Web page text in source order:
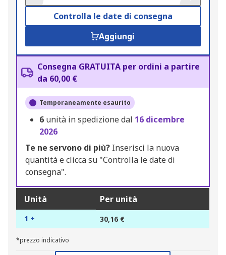
Controlla le date di consegna
Aggiungi
Consegna GRATUITA per ordini a partire
da 60,00 €
Temporaneamente esaurito
6 unità in spedizione dal 16 dicembre
2026
Te ne servono di più? Inserisci la nuova
quantità e clicca su "Controlla le date di
consegna".
Unità Per unità
1 + 30,16 €
*prezzo indicativo